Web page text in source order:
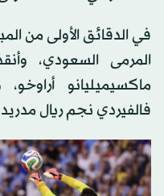
في الدقائق الأولى من
المرمى السعودي،
ماكسيميليانو
فالفيردي نجم ريال مدريد في